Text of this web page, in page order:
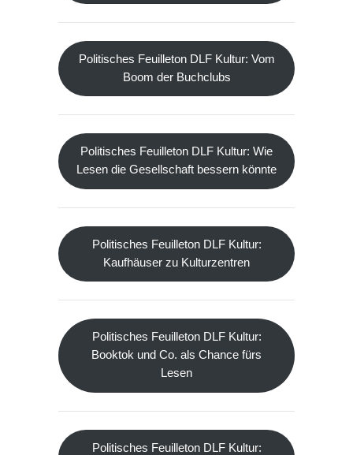
Politisches Feuilleton DLF Kultur: Vom
Boom der Buchclubs
Politisches Feuilleton DLF Kultur: Wie
Lesen die Gesellschaft bessern könnte
Politisches Feuilleton DLF Kultur:
Kaufhäuser zu Kulturzentren
Politisches Feuilleton DLF Kultur:
Booktok und Co. als Chance fürs
Lesen
Politisches Feuilleton DLF Kultur: